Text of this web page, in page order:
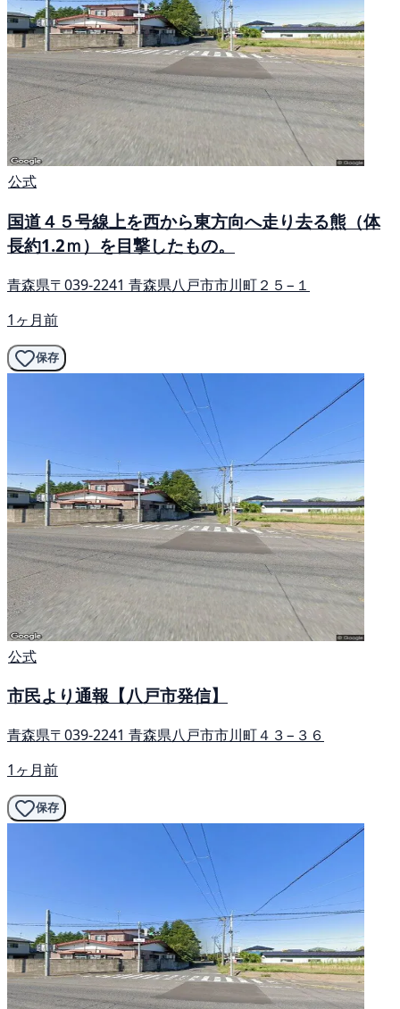
公式
国道４５号線上を西から東方向へ走り去る熊（体
長約1.2ｍ）を目撃したもの。
青森県〒039-2241 青森県八戸市市川町２５−１
1ヶ月前
保存
公式
市民より通報【八戸市発信】
青森県〒039-2241 青森県八戸市市川町４３−３６
1ヶ月前
保存